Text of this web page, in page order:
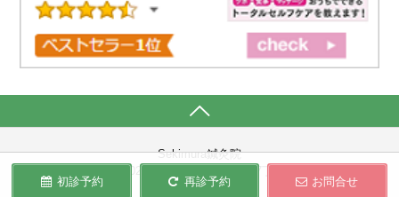
Sekimura鍼灸院
KYS西新宿6F
初診予約 再診予約 お問合せ